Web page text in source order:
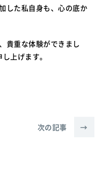
した私自身も、心の底か
貴重な体験ができまし
上げます。
次の記事 →